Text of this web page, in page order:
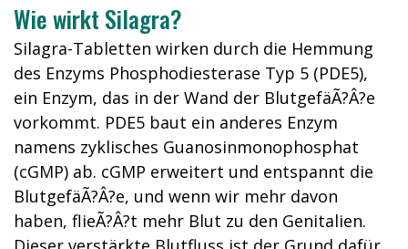
Wie wirkt Silagra?
Silagra-Tabletten wirken durch die Hemmung
des Enzyms Phosphodiesterase Typ 5 (PDE5),
ein Enzym, das in der Wand der BlutgefäÃ?Â?e
vorkommt. PDE5 baut ein anderes Enzym
namens zyklisches Guanosinmonophosphat
(cGMP) ab. cGMP erweitert und entspannt die
BlutgefäÃ?Â?e, und wenn wir mehr davon
haben, flieÃ?Â?t mehr Blut zu den Genitalien.